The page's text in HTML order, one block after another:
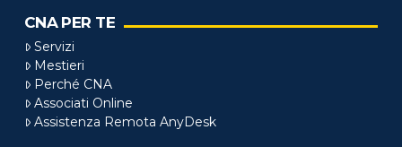
CNA PER TE
Servizi
Mestieri
Perché CNA
Associati Online
Assistenza Remota AnyDesk